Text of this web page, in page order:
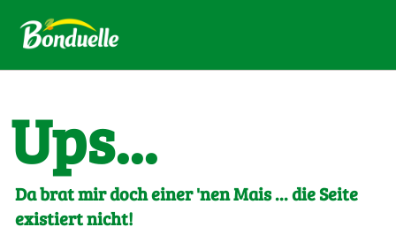
Ups...
Da brat mir doch einer 'nen Mais ... die Seite
existiert nicht!